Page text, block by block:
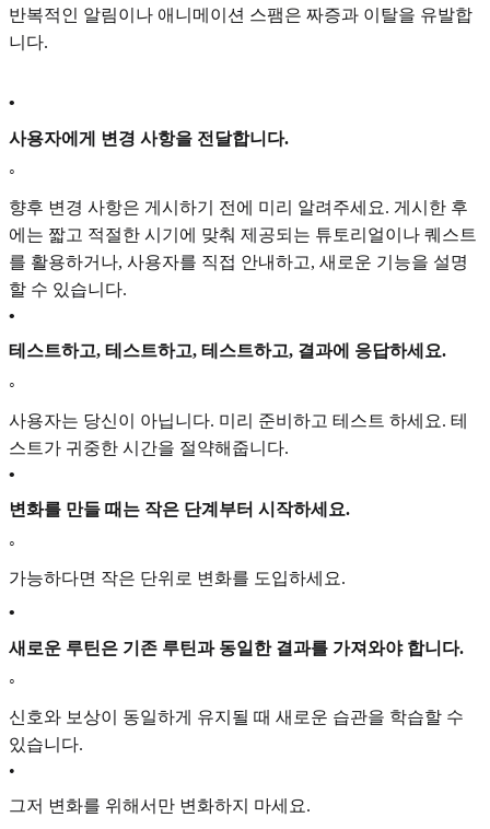
반복적인 알림이나 애니메이션 스팸은 짜증과 이탈을 유발합
니다.
•
사용자에게 변경 사항을 전달합니다.
◦
향후 변경 사항은 게시하기 전에 미리 알려주세요. 게시한 후
에는 짧고 적절한 시기에 맞춰 제공되는 튜토리얼이나 퀘스트
를 활용하거나, 사용자를 직접 안내하고, 새로운 기능을 설명
할 수 있습니다.
•
테스트하고, 테스트하고, 테스트하고, 결과에 응답하세요.
◦
사용자는 당신이 아닙니다. 미리 준비하고 테스트 하세요. 테
스트가 귀중한 시간을 절약해줍니다.
•
변화를 만들 때는 작은 단계부터 시작하세요.
◦
가능하다면 작은 단위로 변화를 도입하세요.
•
새로운 루틴은 기존 루틴과 동일한 결과를 가져와야 합니다.
◦
신호와 보상이 동일하게 유지될 때 새로운 습관을 학습할 수
있습니다.
•
그저 변화를 위해서만 변화하지 마세요.